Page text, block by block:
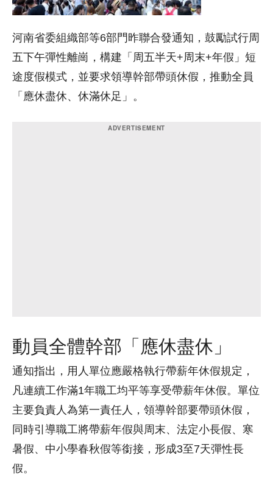
河南省委組織部等6部門昨聯合發通知，鼓勵試行周
五下午彈性離崗，構建「周五半天+周末+年假」短
途度假模式，並要求領導幹部帶頭休假，推動全員
「應休盡休、休滿休足」。
動員全體幹部「應休盡休」
通知指出，用人單位應嚴格執行帶薪年休假規定，
凡連續工作滿1年職工均平等享受帶薪年休假。單位
主要負責人為第一責任人，領導幹部要帶頭休假，
同時引導職工將帶薪年假與周末、法定小長假、寒
暑假、中小學春秋假等銜接，形成3至7天彈性長
假。